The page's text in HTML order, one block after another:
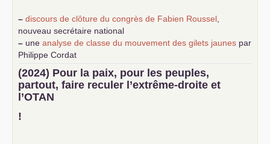
– discours de clôture du congrès de Fabien Roussel
nouveau secrétaire national
– une analyse de classe du mouvement des gilets jaunes par
Philippe Cordat
–
un texte de Jean-Claude Delaunay
le marxisme est la
science sociale de notre temps
–un appel proposé aux partis communistes et ouvrier
d’Europe
–
(2024) Pour la paix, pour les peuples,
partout, faire reculer l’extrême-droite et
l’OTAN
!